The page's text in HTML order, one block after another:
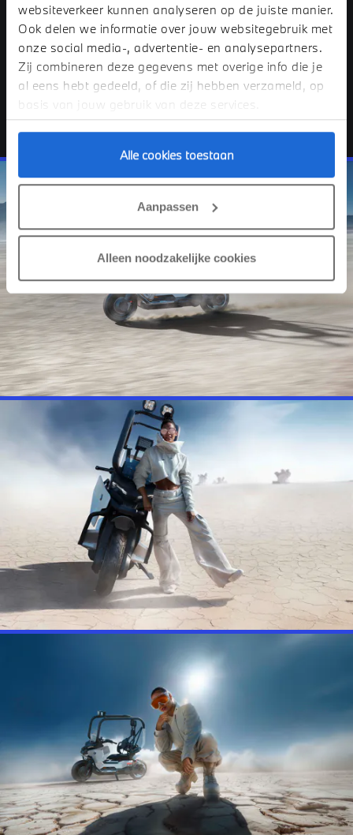
websiteverkeer kunnen analyseren op de juiste manier.
Ook delen we informatie over jouw websitegebruik met
onze social media-, advertentie- en analysepartners.
Zij combineren deze gegevens met overige info die je
al eens hebt gedeeld, of die zij hebben verzameld, op
basis van jouw gebruik van deze services.
Alle cookies toestaan
Aanpassen
Alleen noodzakelijke cookies
Hightech krachtbron.
Zitcomfort.
Persoonlijke touch.